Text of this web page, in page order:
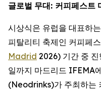
글로벌 무대: 커피페스트
시상식은 유럽을 대표하
피탈리티 축제인 커피페
Madrid 2026) 기간 중
일까지 마드리드 IFEMA
(Neodrinks)가 주최하는